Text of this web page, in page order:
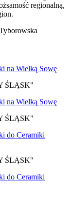
regionalną,
ŚLĄSK"
ŚLĄSK"
ŚLĄSK"